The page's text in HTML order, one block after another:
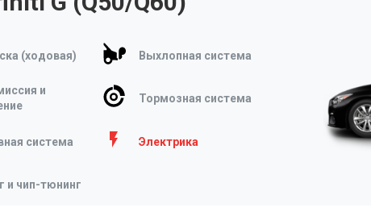
(ходовая) Выхлопная система
и
Тормозная система
система Электрика
и чип-тюнинг